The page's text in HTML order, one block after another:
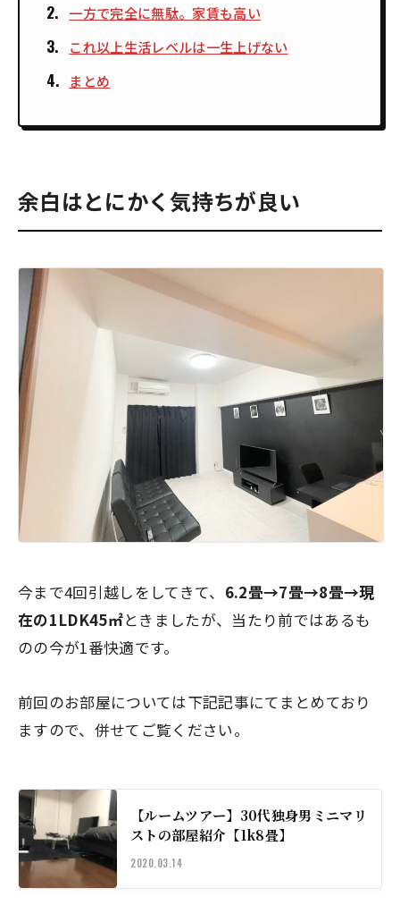
一方で完全に無駄。家賃も高い
これ以上生活レベルは一生上げない
まとめ
余白はとにかく気持ちが良い
今まで4回引越しをしてきて、 6.2畳→7畳→8畳→現
在の1LDK45㎡ときましたが、当たり前ではあるも
のの今が1番快適です。
前回のお部屋については下記記事にてまとめており
ますので、併せてご覧ください。
【ルームツアー】30代独身男ミニマリ
ストの部屋紹介【1k8畳】
2020.03.14